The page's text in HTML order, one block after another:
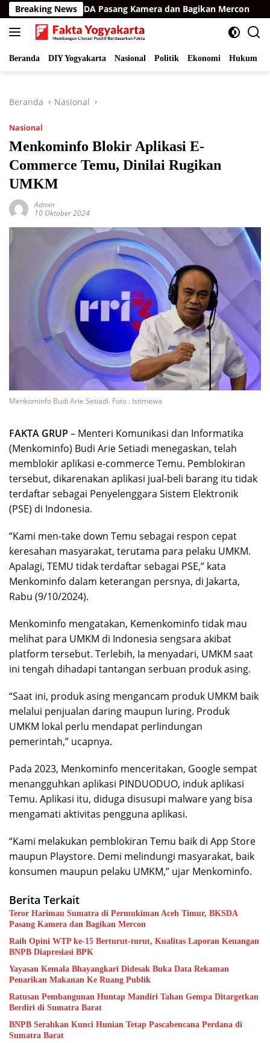
Langsung
ke
konten
Breaking News
Timur, BKSDA Pasang Kamera dan Bagikan Mercon
Beranda DIY Yogyakarta Nasional Politik Ekonomi Hukum
Beranda Nasional
Nasional
Menkominfo Blokir Aplikasi E-
Commerce Temu, Dinilai Rugikan
UMKM
Admin
10 Oktober 2024
Menkominfo Budi Arie Setiadi. Foto : Istimewa
FAKTA GRUP – Menteri Komunikasi dan Informatika
(Menkominfo) Budi Arie Setiadi menegaskan, telah
memblokir aplikasi e-commerce Temu. Pemblokiran
tersebut, dikarenakan aplikasi jual-beli barang itu tidak
terdaftar sebagai Penyelenggara Sistem Elektronik
(PSE) di Indonesia.
“Kami men-take down Temu sebagai respon cepat
keresahan masyarakat, terutama para pelaku UMKM.
Apalagi, TEMU tidak terdaftar sebagai PSE,” kata
Menkominfo dalam keterangan persnya, di Jakarta,
Rabu (9/10/2024).
Menkominfo mengatakan, Kemenkominfo tidak mau
melihat para UMKM di Indonesia sengsara akibat
platform tersebut. Terlebih, Ia menyadari, UMKM saat
ini tengah dihadapi tantangan serbuan produk asing.
“Saat ini, produk asing mengancam produk UMKM baik
melalui penjualan daring maupun luring. Produk
UMKM lokal perlu mendapat perlindungan
pemerintah,” ucapnya.
Pada 2023, Menkominfo menceritakan, Google sempat
menangguhkan aplikasi PINDUODUO, induk aplikasi
Temu. Aplikasi itu, diduga disusupi malware yang bisa
mengamati aktivitas pengguna aplikasi.
“Kami melakukan pemblokiran Temu baik di App Store
maupun Playstore. Demi melindungi masyarakat, baik
konsumen maupun pelaku UMKM,” ujar Menkominfo.
Berita Terkait
Teror Harimau Sumatra di Permukiman Aceh Timur, BKSDA
Pasang Kamera dan Bagikan Mercon
Raih Opini WTP ke-15 Berturut-turut, Kualitas Laporan Keuangan
BNPB Diapresiasi BPK
Yayasan Kemala Bhayangkari Didesak Buka Data Rekaman
Penarikan Makanan Ke Ruang Publik
Ratusan Pembangunan Huntap Mandiri Tahan Gempa Ditargetkan
Berdiri di Sumatra Barat
BNPB Serahkan Kunci Hunian Tetap Pascabencana Perdana di
Sumatra Barat